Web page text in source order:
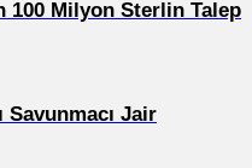
100 Milyon Sterlin Talep
Jair